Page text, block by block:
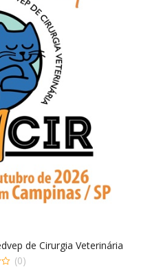
de Cirurgia Veterinária
(0)